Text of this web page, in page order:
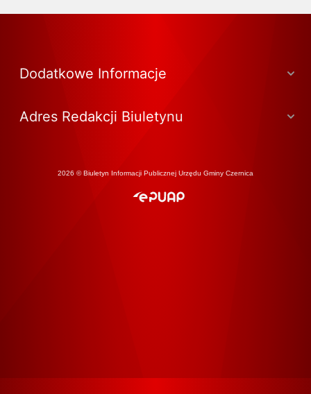
Dodatkowe Informacje
Adres Redakcji Biuletynu
2026 © Biuletyn Informacji Publicznej Urzędu Gminy Czernica